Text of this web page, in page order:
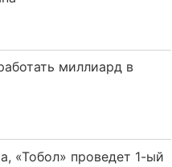
миллиард в
«Тобол» проведет 1-ый